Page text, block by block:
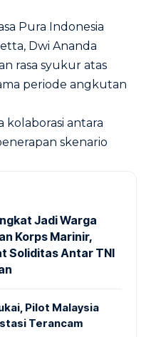
Pura Indonesia
Dwi Ananda
rasa syukur atas
periode angkutan
antara
skenario
Jadi Warga
Korps Marinir,
Soliditas Antar TNI
Pilot Malaysia
Terancam